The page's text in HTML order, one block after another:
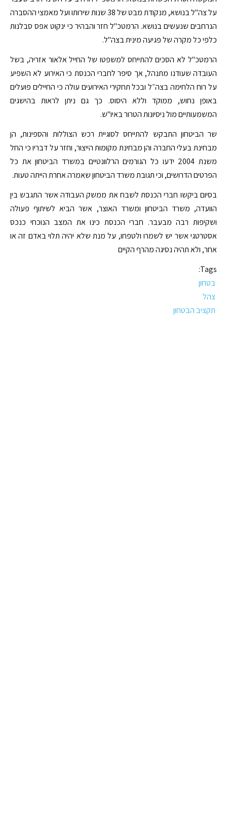
על צה"ל בנושא, מנקודת מבט של 38 שנות שירותו ועל מאמצי ההסברה
הנרחבים שנעשים בנושא. הרמטכ"ל חזר והבהיר כי ינקוט אפס סבלנות
כלפי כל מקרה של פגיעה מינית בצה"ל.
הרמטכ"ל לא הסכים להתייחס למשפטו של החייל אלאור אזריה, בשל
העובדה שעודנו מתנהל, אך סיפר לחברי הכנסת כי האירוע לא השפיע
על רוח הלחימה בצה״ל ובכל תחקירי האירועים עולה כי החיילים פועלים
באופן נחוש, ממוקד וללא היסוס. כך גם ניתן לראות בהישגים
המשמעותיים מול ניסיונות הטרור באיו"ש.
שר הביטחון התבקש להתייחס לסוגיית רכש הצוללות והספינות, הן
מבחינת בעלי החברה והן מבחינת מקומות הייצור, וחזר על דבריו כי החל
משנת 2004 ידעו כל הגורמים הרלוונטיים במשרד הביטחון את כל
הפרטים הדרושים, וכי תגובת משרד הביטחון שאמרה אחרת הייתה טעות.
בסיום ביקשו חברי הכנסת לשבח את ממשק העבודה אשר התגבש בין
הוועדה, משרד הביטחון ומשרד האוצר, אשר הביא לשיתוף פעולה
ושקיפות רבה מבעבר. חברי הכנסת כינו את המצב הנוכחי כנכס
אסטרטגי אשר יש לשמרו ולטפחו, על מנת שלא יהיה תלוי באדם זה או
אחר, ולא תהיה נסיגה מהרף הקיים
Tags:
בטחון
צהל
תקציב הבטחון